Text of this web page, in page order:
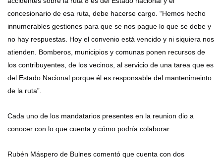
concesionario de esa ruta, debe hacerse cargo. “Hemos hecho
innumerables gestiones para que se nos pague lo que se debe y
no hay respuestas. Hoy el convenio está vencido y ni siquiera nos
atienden. Bomberos, municipios y comunas ponen recursos de
los contribuyentes, de los vecinos, al servicio de una tarea que es
del Estado Nacional porque él es responsable del mantenimeinto
de la ruta”.
Cada uno de los mandatarios presentes en la reunion dio a
conocer con lo que cuenta y cómo podría colaborar.
Rubén Máspero de Bulnes comentó que cuenta con dos